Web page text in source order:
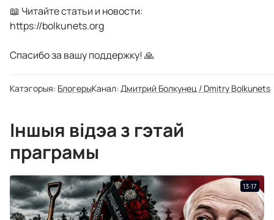
📖 Читайте статьи и новости:
https://bolkunets.org
Спасибо за вашу поддержку! 🙏
Катэгорыя: БлогерыКанал: Дмитрий Болкунец / Dmitry Bolkunets
Іншыя відэа з гэтай
праграмы
13:17